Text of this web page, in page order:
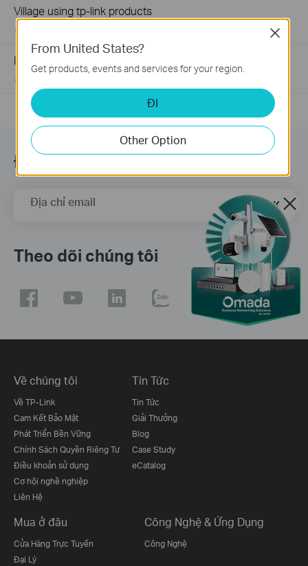
Village using tp-link products
Introduction for TP-Link Outdoor Antennas
Đăng ký
Địa chỉ email Đăng Ký
Theo dõi chúng tôi
Về chúng tôi
Về TP-Link
Cam Kết Bảo Mật
Phát Triển Bền Vững
Chính Sách Quyền Riêng Tư
Điều khoản sử dụng
Cơ hội nghề nghiệp
Liên Hệ
Tin Tức
Tin Tức
Giải Thưởng
Blog
Case Study
eCatalog
Mua ở đâu
Cửa Hàng Trực Tuyến
Đại Lý
Công Nghệ & Ứng Dụng
Công Nghệ
From United States?
Get products, events and services for your region.
ĐI
Other Option
Close